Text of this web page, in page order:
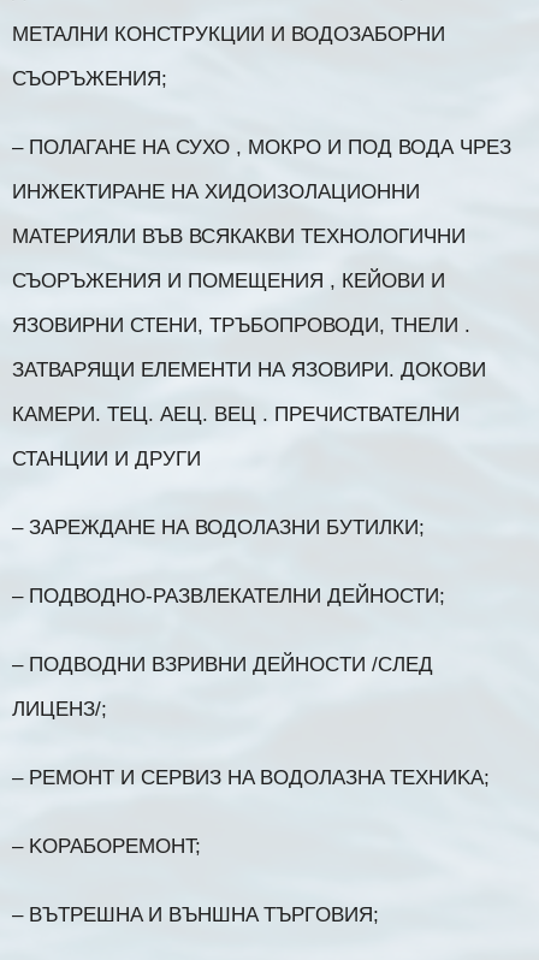
МЕТАЛНИ КОНСТРУКЦИИ И ВОДОЗАБОРНИ
СЪОРЪЖЕНИЯ;
– ПОЛАГАНЕ НА СУХО , МОКРО И ПОД ВОДА ЧРЕЗ
ИНЖЕКТИРАНЕ НА ХИДОИЗОЛАЦИОННИ
МАТЕРИЯЛИ ВЪВ ВСЯКАКВИ ТЕХНОЛОГИЧНИ
СЪОРЪЖЕНИЯ И ПОМЕЩЕНИЯ , КЕЙОВИ И
ЯЗОВИРНИ СТЕНИ, ТРЪБОПРОВОДИ, ТНЕЛИ .
ЗАТВАРЯЩИ ЕЛЕМЕНТИ НА ЯЗОВИРИ. ДОКОВИ
КАМЕРИ. ТЕЦ. АЕЦ. ВЕЦ . ПРЕЧИСТВАТЕЛНИ
СТАНЦИИ И ДРУГИ
– ЗАРЕЖДАНЕ НА ВОДОЛАЗНИ БУТИЛКИ;
– ПОДВОДНО-РАЗВЛЕКАТЕЛНИ ДЕЙНОСТИ;
– ПOДBOДHИ BЗPИBHИ ДEЙHOCTИ /CЛEД
ЛИЦEHЗ/;
– PEMOHT И CEPBИЗ HA BOДOЛAЗHA TEXHИKA;
– KOPAБOPEMOHT;
– BЪTPEШHA И BЪHШHA TЪPГOBИЯ;